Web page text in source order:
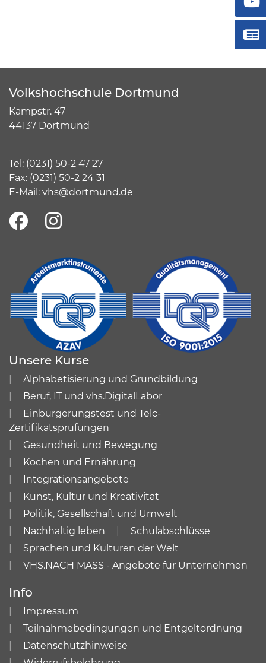
Volkshochschule Dortmund
Kampstr. 47
44137 Dortmund
Tel: (0231) 50-2 47 27
Fax: (0231) 50-2 24 31
E-Mail: vhs@dortmund.de
Unsere Kurse
Alphabetisierung und Grundbildung
Beruf, IT und vhs.DigitalLabor
Einbürgerungstest und Telc-
Zertifikatsprüfungen
Gesundheit und Bewegung
Kochen und Ernährung
Integrationsangebote
Kunst, Kultur und Kreativität
Politik, Gesellschaft und Umwelt
Nachhaltig leben
Schulabschlüsse
Sprachen und Kulturen der Welt
VHS.NACH MASS - Angebote für Unternehmen
Info
Impressum
Teilnahmebedingungen und Entgeltordnung
Datenschutzhinweise